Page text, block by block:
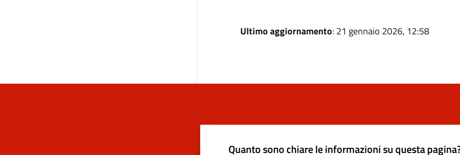
Ultimo aggiornamento: 21 gennaio 2026, 12:58
Quanto sono chiare le informazioni su questa